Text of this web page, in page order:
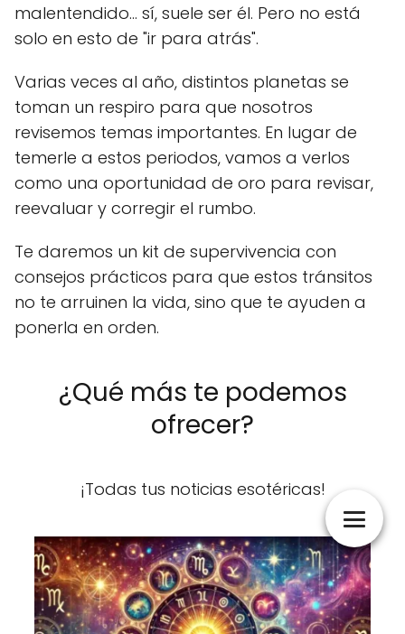
malentendido... sí, suele ser él. Pero no está
solo en esto de "ir para atrás".
Varias veces al año, distintos planetas se
toman un respiro para que nosotros
revisemos temas importantes. En lugar de
temerle a estos periodos, vamos a verlos
como una oportunidad de oro para revisar,
reevaluar y corregir el rumbo.
Te daremos un kit de supervivencia con
consejos prácticos para que estos tránsitos
no te arruinen la vida, sino que te ayuden a
ponerla en orden.
¿Qué más te podemos
ofrecer?
¡Todas tus noticias esotéricas!